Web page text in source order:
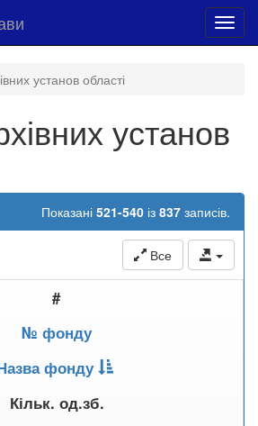
установ області
установ
Показані 521-540 із 837 записів.
Все
#
№ фонду
фонду
Кільк. од.зб.